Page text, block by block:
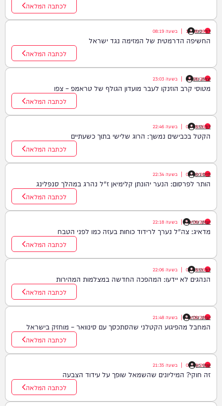
לכתבה המלאה
דודי סגל
10/08/26
| בשעה 08:19
החשיפה הדרמטית של המזימה נגד ישראל
לכתבה המלאה
יצחק כהן
09/08/26
| בשעה 23:03
מטוסי קרב הוזנקו לעבר מועדון הגולף של טראמפ – צפו
לכתבה המלאה
דוד חדד
09/08/26
| בשעה 22:46
הקטל בכבישים נמשך: הרוג שלישי בתוך כשעתיים
לכתבה המלאה
חיים גפן
09/08/26
| בשעה 22:34
הותר לפרסום: הנער יהונתן קלימיאן ז"ל נהרג במהלך סנפלינג
לכתבה המלאה
יענקי גולדן
09/08/26
| בשעה 22:18
מדאיג: צה"ל נערך לרידוד כוחות בעזה כמו לפני הטבח
לכתבה המלאה
דוד חדד
09/08/26
| בשעה 22:06
הנהגים לא יידעו: המהפכה החדשה במצלמות המהירות
לכתבה המלאה
יענקי גולדן
09/08/26
| בשעה 21:48
המחבל מהפיגוע הקטלני שהסתכסך עם סינוואר – מוחזק בישראל
לכתבה המלאה
שוקי כץ
09/08/26
| בשעה 21:35
זה חוקי? המיליונים שהשמאל שופך על עידוד הצבעה
לכתבה המלאה